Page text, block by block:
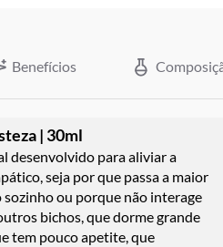
Benefícios
| 30ml
desenvolvido para aliviar a
seja por que passa a maior
ou porque não interage
bichos, que dorme grande
tem pouco apetite, que